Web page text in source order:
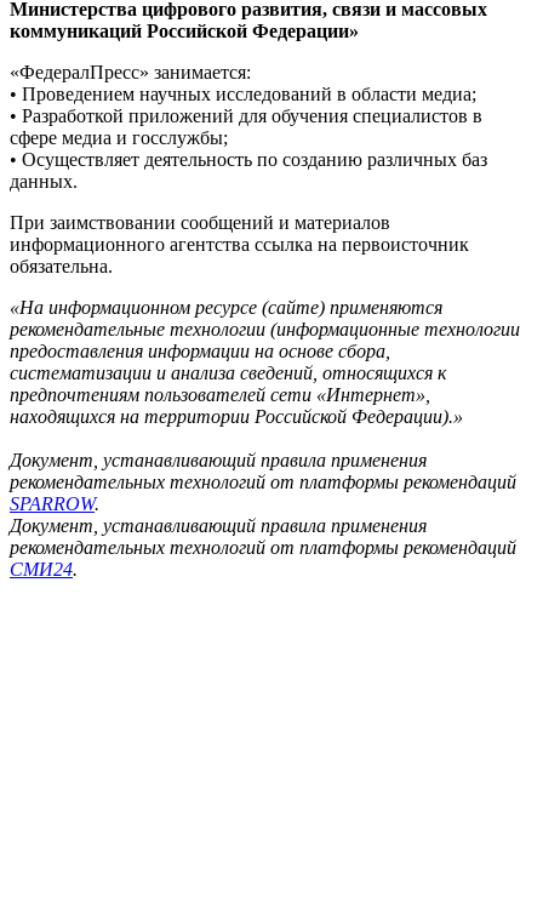
Министерства цифрового развития, связи и массовых
коммуникаций Российской Федерации»
«ФедералПресс» занимается:
• Проведением научных исследований в области медиа;
• Разработкой приложений для обучения специалистов в
сфере медиа и госслужбы;
• Осуществляет деятельность по созданию различных баз
данных.
При заимствовании сообщений и материалов
информационного агентства ссылка на первоисточник
обязательна.
«На информационном ресурсе (сайте) применяются
рекомендательные технологии (информационные технологии
предоставления информации на основе сбора,
систематизации и анализа сведений, относящихся к
предпочтениям пользователей сети «Интернет»,
находящихся на территории Российской Федерации).»
Документ, устанавливающий правила применения
рекомендательных технологий от платформы рекомендаций
SPARROW.
Документ, устанавливающий правила применения
рекомендательных технологий от платформы рекомендаций
СМИ24.